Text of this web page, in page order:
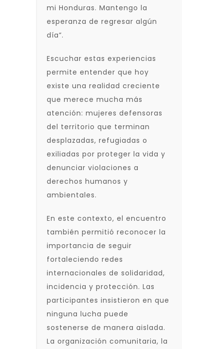
mi Honduras. Mantengo la
esperanza de regresar algún
día”.
Escuchar estas experiencias
permite entender que hoy
existe una realidad creciente
que merece mucha más
atención: mujeres defensoras
del territorio que terminan
desplazadas, refugiadas o
exiliadas por proteger la vida y
denunciar violaciones a
derechos humanos y
ambientales.
En este contexto, el encuentro
también permitió reconocer la
importancia de seguir
fortaleciendo redes
internacionales de solidaridad,
incidencia y protección. Las
participantes insistieron en que
ninguna lucha puede
sostenerse de manera aislada.
La organización comunitaria, la